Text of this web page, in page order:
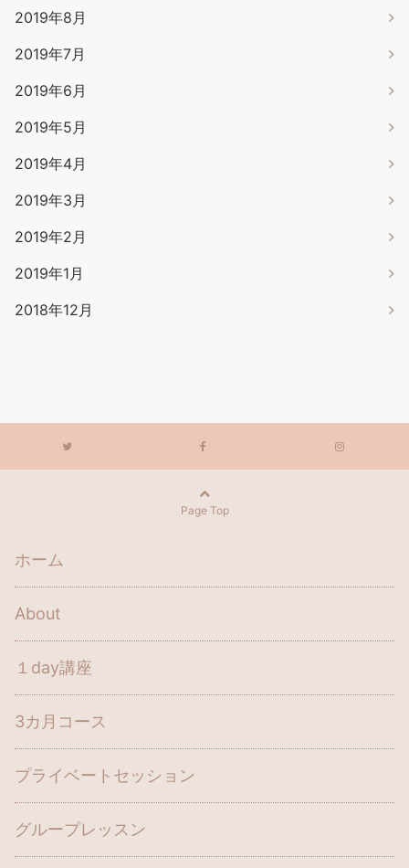
2019年8月
2019年7月
2019年6月
2019年5月
2019年4月
2019年3月
2019年2月
2019年1月
2018年12月
Page Top
ホーム
About
１day講座
3カ月コース
プライベートセッション
グループレッスン